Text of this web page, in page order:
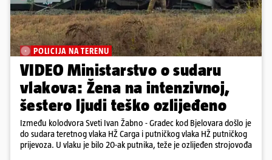
POLICIJA NA TERENU
VIDEO Ministarstvo o sudaru
vlakova: Žena na intenzivnoj,
šestero ljudi teško ozlijeđeno
Između kolodvora Sveti Ivan Žabno - Gradec kod Bjelovara došlo je
do sudara teretnog vlaka HŽ Carga i putničkog vlaka HŽ putničkog
prijevoza. U vlaku je bilo 20-ak putnika, teže je ozlijeđen strojovođa